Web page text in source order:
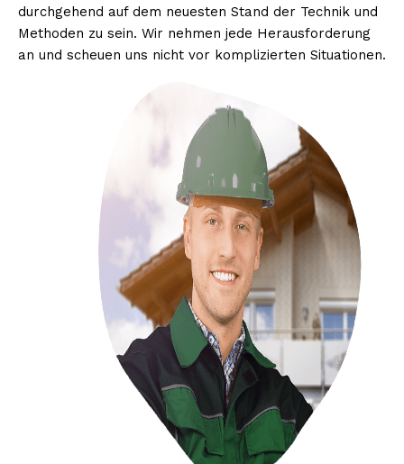
durchgehend auf dem neuesten Stand der Technik und
Methoden zu sein. Wir nehmen jede Herausforderung
an und scheuen uns nicht vor komplizierten Situationen.